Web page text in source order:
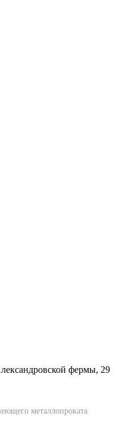
фермы, 29
металлопроката